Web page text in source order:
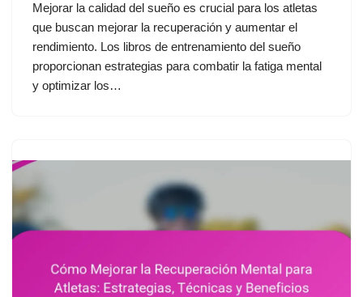
Mejorar la calidad del sueño es crucial para los atletas
que buscan mejorar la recuperación y aumentar el
rendimiento. Los libros de entrenamiento del sueño
proporcionan estrategias para combatir la fatiga mental
y optimizar los…